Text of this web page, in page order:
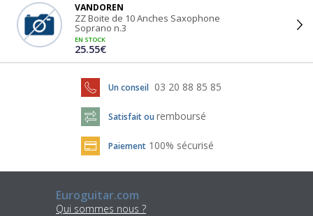
VANDOREN
ZZ Boite de 10 Anches Saxophone
Soprano n.3
EN STOCK
25.55€
Un conseil 03 20 88 85 85
Satisfait ou remboursé
Paiement 100% sécurisé
Euroguitar.com
Qui sommes nous ?